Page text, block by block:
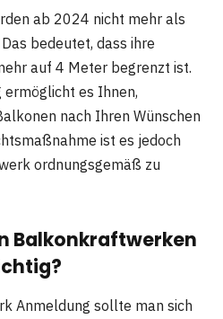
ab 2024 nicht mehr als
bedeutet, dass ihre
auf 4 Meter begrenzt ist.
ermöglicht es Ihnen,
nach Ihren Wünschen
ist es jedoch
ordnungsgemäß zu
Balkonkraftwerken
Anmeldung sollte man sich